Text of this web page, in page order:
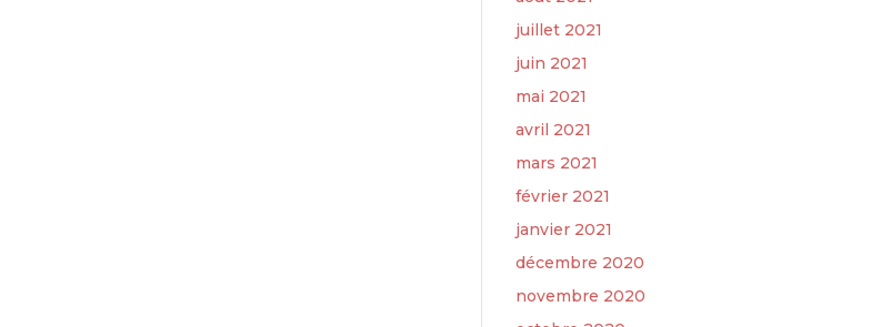
juillet 2021
juin 2021
mai 2021
avril 2021
mars 2021
février 2021
janvier 2021
décembre 2020
novembre 2020